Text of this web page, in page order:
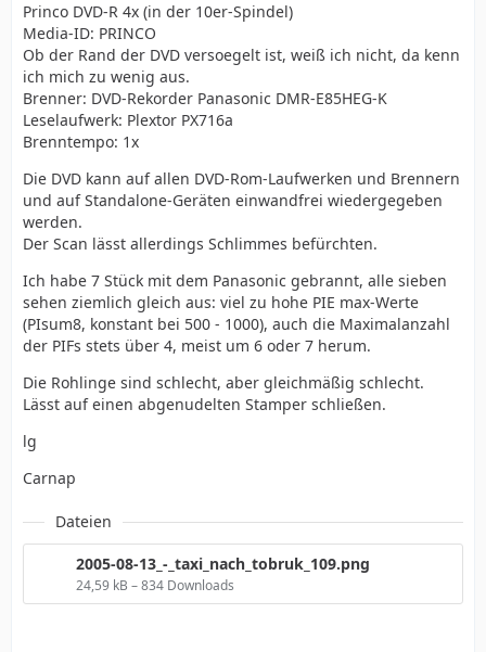
Princo DVD-R 4x (in der 10er-Spindel)
Media-ID: PRINCO
Ob der Rand der DVD versoegelt ist, weiß ich nicht, da kenn
ich mich zu wenig aus.
Brenner: DVD-Rekorder Panasonic DMR-E85HEG-K
Leselaufwerk: Plextor PX716a
Brenntempo: 1x
Die DVD kann auf allen DVD-Rom-Laufwerken und Brennern
und auf Standalone-Geräten einwandfrei wiedergegeben
werden.
Der Scan lässt allerdings Schlimmes befürchten.
Ich habe 7 Stück mit dem Panasonic gebrannt, alle sieben
sehen ziemlich gleich aus: viel zu hohe PIE max-Werte
(PIsum8, konstant bei 500 - 1000), auch die Maximalanzahl
der PIFs stets über 4, meist um 6 oder 7 herum.
Die Rohlinge sind schlecht, aber gleichmäßig schlecht.
Lässt auf einen abgenudelten Stamper schließen.
lg
Carnap
Dateien
2005-08-13_-_taxi_nach_tobruk_109.png
24,59 kB – 834 Downloads